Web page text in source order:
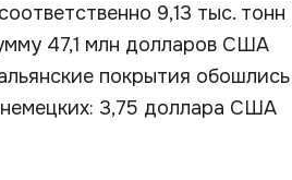
9,13 тыс. тонн
47,1 млн долларов США
покрытия обошлись
3,75 доллара США